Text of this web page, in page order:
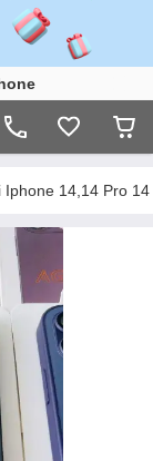
Iphone 14,14 Pro